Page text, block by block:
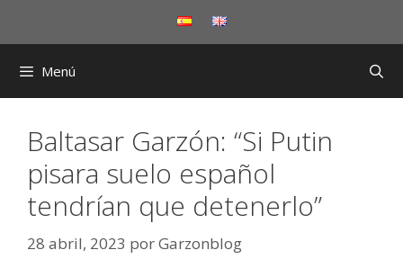
Menú
Baltasar Garzón: “Si Putin
pisara suelo español
tendrían que detenerlo”
28 abril, 2023 porGarzonblog